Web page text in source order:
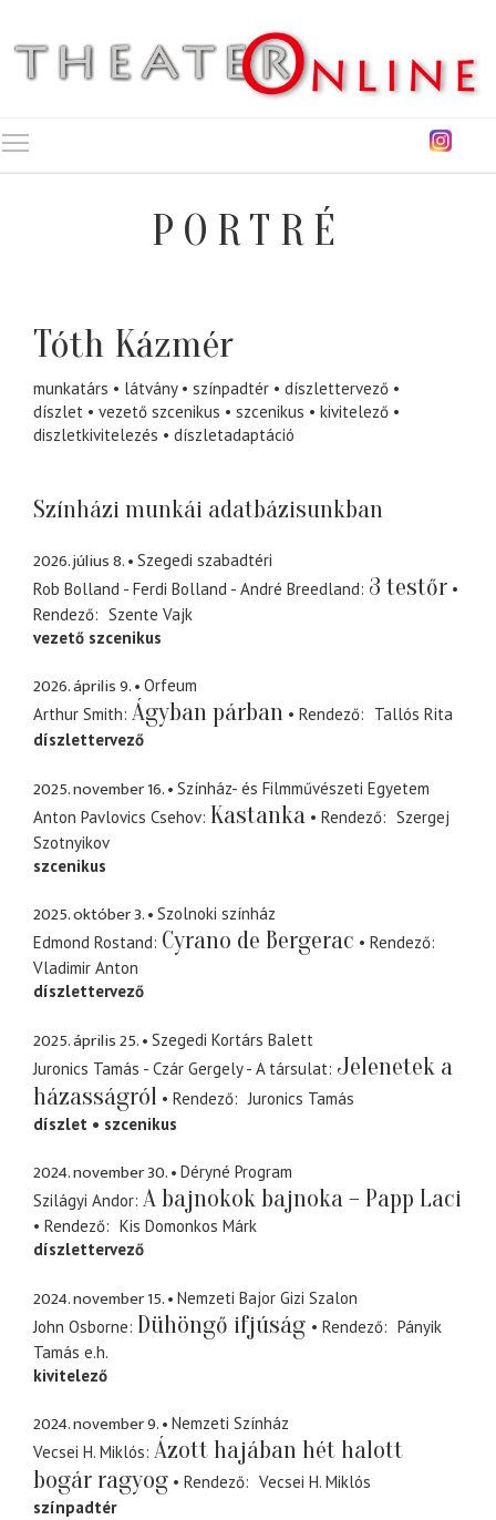
PORTRÉ
Tóth Kázmér
munkatárs látvány színpadtér
díszlettervező
díszlet
vezető szcenikus szcenikus
kivitelező
diszletkivitelezés
díszletadaptáció
Színházi munkái adatbázisunkban
2026. július 8.
Szegedi szabadtéri
Rob Bolland - Ferdi Bolland - André Breedland 3 testőr
Rendező
Szente Vajk
vezető szcenikus
2026. április 9.
Orfeum
Arthur Smith Ágyban párban Rendező
Tallós Rita
díszlettervező
2025. november 16.
Színház- és Filmművészeti Egyetem
Anton Pavlovics Csehov Kastanka Rendező
Szergej
Szotnyikov
szcenikus
2025. október 3.
Szolnoki színház
Edmond Rostand Cyrano de Bergerac
Rendező
Vladimir Anton
díszlettervező
2025. április 25.
Szegedi Kortárs Balett
Juronics Tamás - Czár Gergely - A társulat Jelenetek a
házasságról
Rendező
Juronics Tamás
díszlet
szcenikus
2024. november 30.
Déryné Program
Szilágyi Andor A bajnokok bajnoka – Papp Laci
Rendező
Kis Domonkos Márk
díszlettervező
2024. november 15.
Nemzeti Bajor Gizi Szalon
John Osborne Dühöngő ifjúság Rendező
Pányik
Tamás e.h.
kivitelező
2024. november 9.
Nemzeti Színház
Vecsei H. Miklós Ázott hajában hét halott
bogár ragyog
Rendező
Vecsei H. Miklós
színpadtér